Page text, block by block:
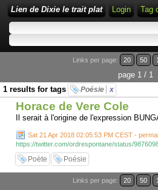
Lien de Dixie le trait plat Login Tag
Links per page: 20 50
page 1 / 1
1 results for tags
Poésie x
Horace de Vere Cole
Il serait à l'origine de l'expression
Sat 21 Apr 2018 02:05:53 PM CEST -
https://twitter.com/ordrespontane/status/
Poète Poésie
Links per page: 20 50